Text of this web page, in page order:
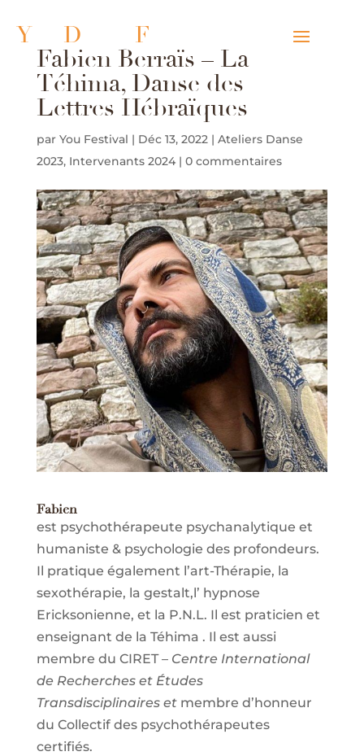
You D Festival
Fabien Berraïs – La
Téhima, Danse des
Lettres Hébraïques
par You Festival | Déc 13, 2022| Ateliers Danse
2023, Intervenants 2024| 0 commentaires
Fabien
est psychothérapeute psychanalytique et
humaniste & psychologie des profondeurs.
Il pratique également l’art-Thérapie, la
sexothérapie, la gestalt,l’ hypnose
Ericksonienne, et la P.N.L. Il est praticien et
enseignant de la Téhima . Il est aussi
membre du CIRET – Centre International
de Recherches et Études
Transdisciplinaires et membre d’honneur
du Collectif des psychothérapeutes
certifiés.